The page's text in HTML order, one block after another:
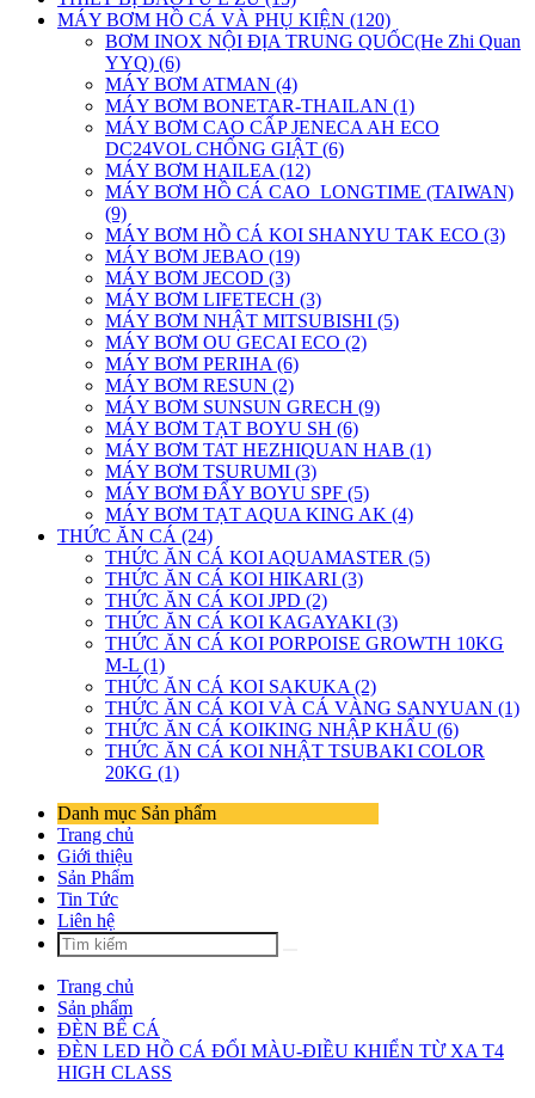
MÁY BƠM HỒ CÁ VÀ PHỤ KIỆN (120)
BƠM INOX NỘI ĐỊA TRUNG QUỐC(He Zhi Quan
YYQ) (6)
MÁY BƠM ATMAN (4)
MÁY BƠM BONETAR-THAILAN (1)
MÁY BƠM CAO CẤP JENECA AH ECO
DC24VOL CHỐNG GIẬT (6)
MÁY BƠM HAILEA (12)
MÁY BƠM HỒ CÁ CAO_LONGTIME (TAIWAN)
(9)
MÁY BƠM HỒ CÁ KOI SHANYU TAK ECO (3)
MÁY BƠM JEBAO (19)
MÁY BƠM JECOD (3)
MÁY BƠM LIFETECH (3)
MÁY BƠM NHẬT MITSUBISHI (5)
MÁY BƠM OU GECAI ECO (2)
MÁY BƠM PERIHA (6)
MÁY BƠM RESUN (2)
MÁY BƠM SUNSUN GRECH (9)
MÁY BƠM TẠT BOYU SH (6)
MÁY BƠM TAT HEZHIQUAN HAB (1)
MÁY BƠM TSURUMI (3)
MÁY BƠM ĐẨY BOYU SPF (5)
MÁY BƠM TẠT AQUA KING AK (4)
THỨC ĂN CÁ (24)
THỨC ĂN CÁ KOI AQUAMASTER (5)
THỨC ĂN CÁ KOI HIKARI (3)
THỨC ĂN CÁ KOI JPD (2)
THỨC ĂN CÁ KOI KAGAYAKI (3)
THỨC ĂN CÁ KOI PORPOISE GROWTH 10KG
M-L (1)
THỨC ĂN CÁ KOI SAKUKA (2)
THỨC ĂN CÁ KOI VÀ CÁ VÀNG SANYUAN (1)
THỨC ĂN CÁ KOIKING NHẬP KHẨU (6)
THỨC ĂN CÁ KOI NHẬT TSUBAKI COLOR
20KG (1)
Danh mục Sản phẩm
Trang chủ
Giới thiệu
Sản Phẩm
Tin Tức
Liên hệ
Trang chủ
Sản phẩm
ĐÈN BỂ CÁ
ĐÈN LED HỒ CÁ ĐỔI MÀU-ĐIỀU KHIỂN TỪ XA T4
HIGH CLASS